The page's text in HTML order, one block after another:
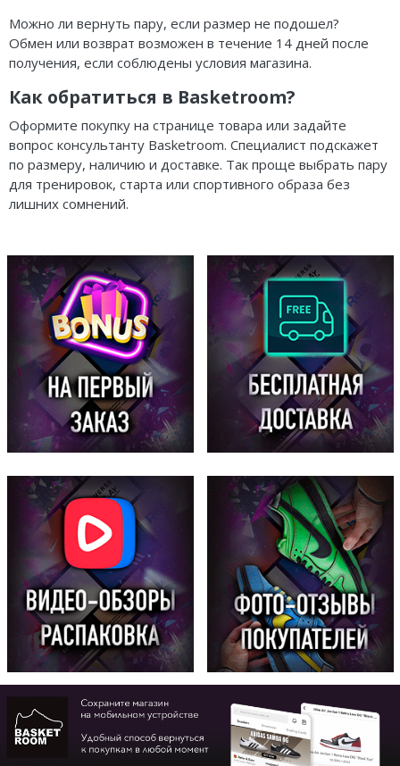
Можно ли вернуть пару, если размер не подошел?
Обмен или возврат возможен в течение 14 дней после
получения, если соблюдены условия магазина.
Как обратиться в Basketroom?
Оформите покупку на странице товара или задайте
вопрос консультанту Basketroom. Специалист подскажет
по размеру, наличию и доставке. Так проще выбрать пару
для тренировок, старта или спортивного образа без
лишних сомнений.